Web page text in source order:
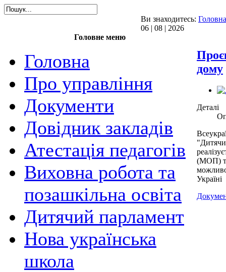
Ви знаходитесь: Головна
06 | 08 | 2026
Головне меню
Головна
Про управління
Документи
Довідник закладів
Атестація педагогів
Виховна робота та
позашкільна освіта
Дитячий парламент
Нова українська
школа
дому
Деталі
(МОП)
Україні